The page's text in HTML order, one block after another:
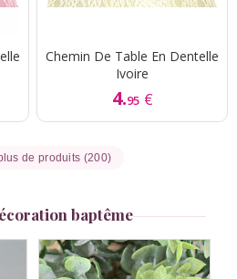
Chemin De Table En Dentelle
Ivoire
4.95 €
de produits (200)
baptême